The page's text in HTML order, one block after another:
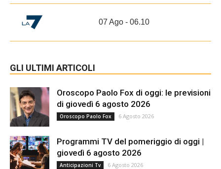
07 Ago - 06.10
GLI ULTIMI ARTICOLI
Oroscopo Paolo Fox di oggi: le previsioni
di giovedì 6 agosto 2026
Oroscopo Paolo Fox 6 Agosto 2026
Programmi TV del pomeriggio di oggi |
giovedì 6 agosto 2026
Anticipazioni Tv 6 Agosto 2026